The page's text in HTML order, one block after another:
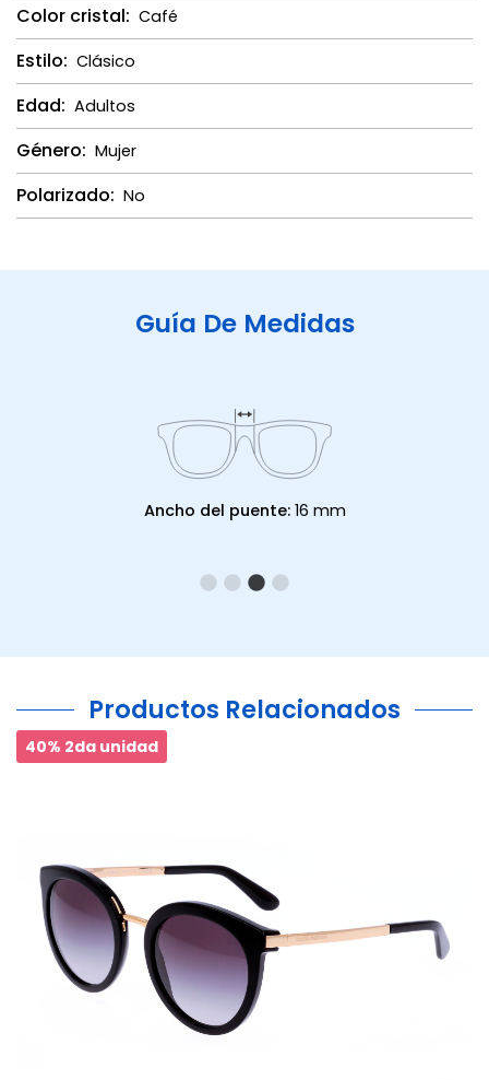
Color cristal: Café
Estilo: Clásico
Edad: Adultos
Género: Mujer
Polarizado: No
Guía De Medidas
Ancho del puente: 16 mm
Productos Relacionados
40% 2da unidad